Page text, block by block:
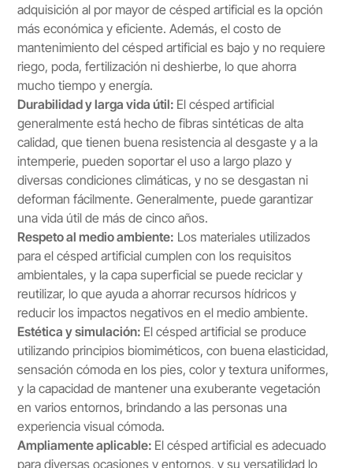
adquisición al por mayor de césped artificial es la opción
más económica y eficiente. Además, el costo de
mantenimiento del césped artificial es bajo y no requiere
riego, poda, fertilización ni deshierbe, lo que ahorra
mucho tiempo y energía.
Durabilidad y larga vida útil: El césped artificial
generalmente está hecho de fibras sintéticas de alta
calidad, que tienen buena resistencia al desgaste y a la
intemperie, pueden soportar el uso a largo plazo y
diversas condiciones climáticas, y no se desgastan ni
deforman fácilmente. Generalmente, puede garantizar
una vida útil de más de cinco años.
Respeto al medio ambiente: Los materiales utilizados
para el césped artificial cumplen con los requisitos
ambientales, y la capa superficial se puede reciclar y
reutilizar, lo que ayuda a ahorrar recursos hídricos y
reducir los impactos negativos en el medio ambiente.
Estética y simulación: El césped artificial se produce
utilizando principios biomiméticos, con buena elasticidad,
sensación cómoda en los pies, color y textura uniformes,
y la capacidad de mantener una exuberante vegetación
en varios entornos, brindando a las personas una
experiencia visual cómoda.
Ampliamente aplicable: El césped artificial es adecuado
para diversas ocasiones y entornos, y su versatilidad lo